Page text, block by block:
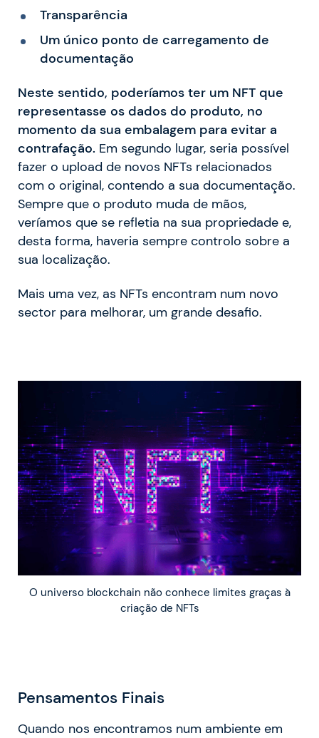
Transparência
Um único ponto de carregamento de
documentação
Neste sentido, poderíamos ter um NFT que
representasse os dados do produto, no
momento da sua embalagem para evitar a
contrafação. Em segundo lugar, seria possível
fazer o upload de novos NFTs relacionados
com o original, contendo a sua documentação.
Sempre que o produto muda de mãos,
veríamos que se refletia na sua propriedade e,
desta forma, haveria sempre controlo sobre a
sua localização.
Mais uma vez, as NFTs encontram num novo
sector para melhorar, um grande desafio.
O universo blockchain não conhece limites graças à
criação de NFTs
Pensamentos Finais
Quando nos encontramos num ambiente em